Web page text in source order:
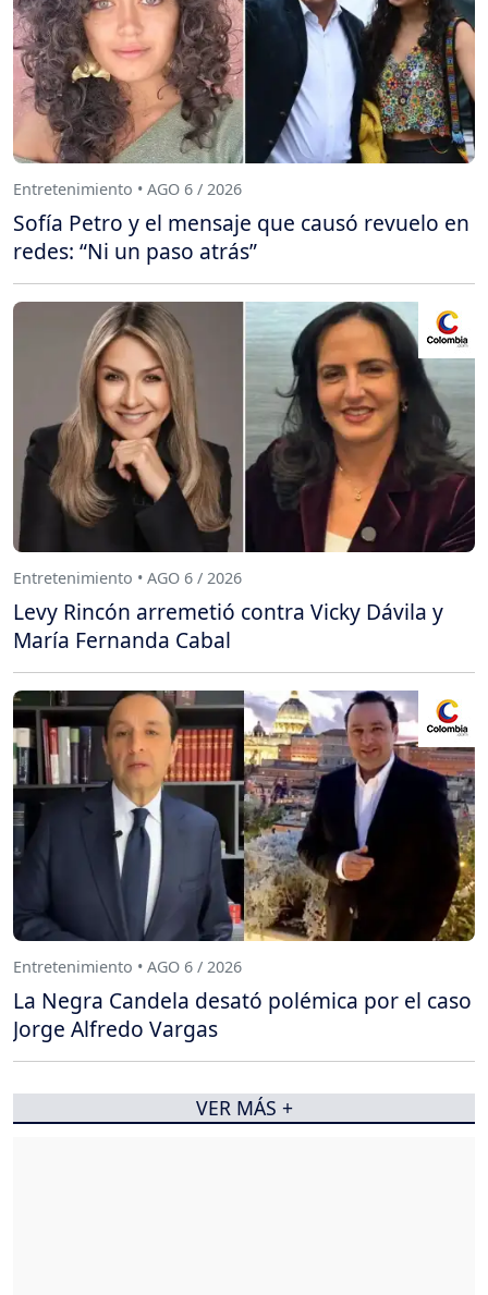
Entretenimiento • AGO 6 / 2026
Sofía Petro y el mensaje que causó revuelo en
redes: “Ni un paso atrás”
Entretenimiento • AGO 6 / 2026
Levy Rincón arremetió contra Vicky Dávila y
María Fernanda Cabal
Entretenimiento • AGO 6 / 2026
La Negra Candela desató polémica por el caso
Jorge Alfredo Vargas
VER MÁS +